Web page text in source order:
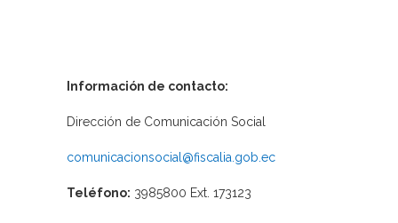
Información de contacto:
Dirección de Comunicación Social
comunicacionsocial@fiscalia.gob.ec
Teléfono: 3985800 Ext. 173123